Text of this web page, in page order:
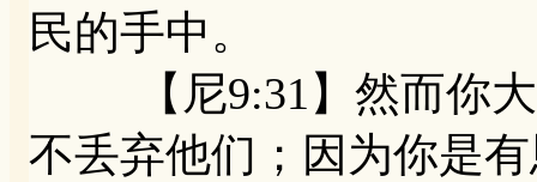
民的手中。
【尼9:31】然而你大
不丢弃他们；因为你是